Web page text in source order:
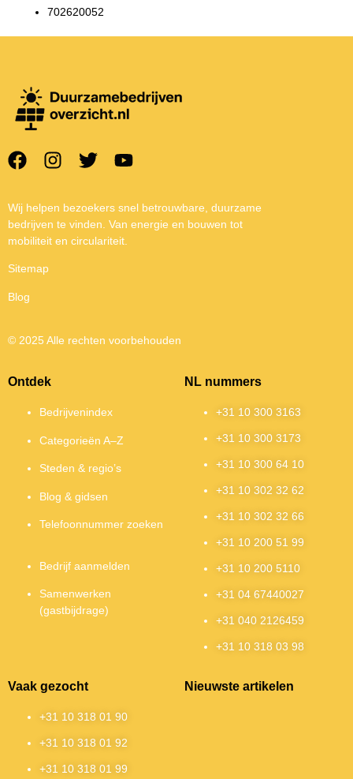
702620052
Wij helpen bezoekers snel betrouwbare, duurzame
bedrijven te vinden. Van energie en bouwen tot
mobiliteit en circulariteit.
Sitemap
Blog
© 2025 Alle rechten voorbehouden
Ontdek
Bedrijvenindex
Categorieën A–Z
Steden & regio’s
Blog & gidsen
Telefoonnummer zoeken
Bedrijf aanmelden
Samenwerken
(gastbijdrage)
NL nummers
+31 10 300 3163
+31 10 300 3173
+31 10 300 64 10
+31 10 302 32 62
+31 10 302 32 66
+31 10 200 51 99
+31 10 200 5110
+31 04 67440027
+31 040 2126459
+31 10 318 03 98
Vaak gezocht
+31 10 318 01 90
+31 10 318 01 92
+31 10 318 01 99
Nieuwste artikelen